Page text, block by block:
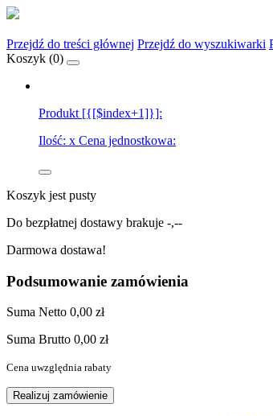
Przejdź do treści głównej Przejdź do wyszukiwarki
Koszyk (0)
Produkt [{[$index+1]}]:
Ilość: x Cena jednostkowa:
Koszyk jest pusty
Do bezpłatnej dostawy brakuje -,--
Darmowa dostawa!
Podsumowanie zamówienia
Suma Netto 0,00 zł
Suma Brutto 0,00 zł
Cena uwzględnia rabaty
Realizuj zamówienie